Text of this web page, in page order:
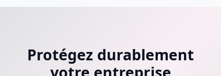
Protégez durablement